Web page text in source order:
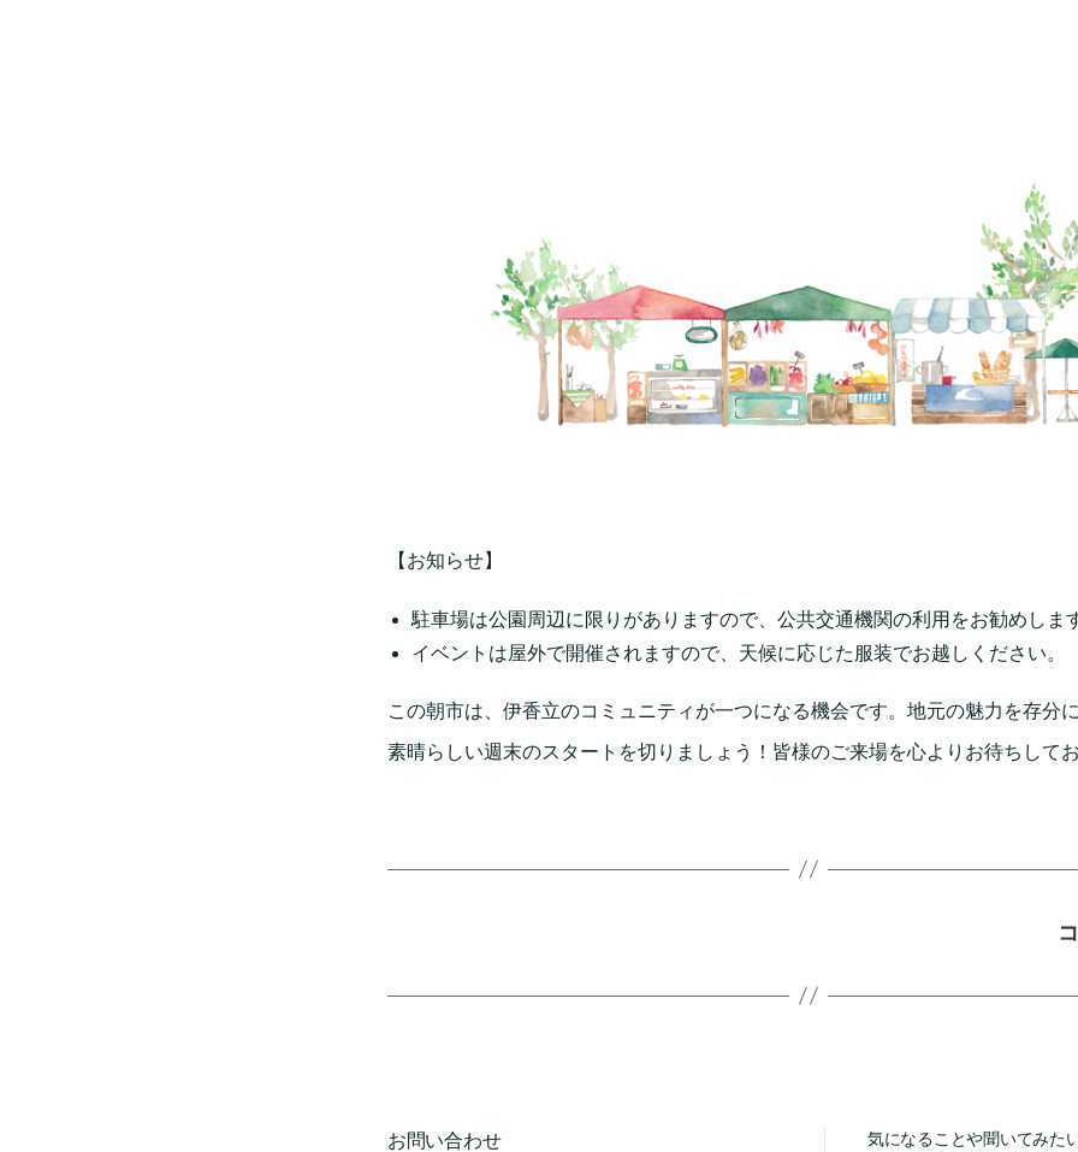
【お知らせ】
駐車場は公園周辺に限りがありますので、公共交通機関の利用をお勧めしま
イベントは屋外で開催されますので、天候に応じた服装でお越しください。
この朝市は、伊香立のコミュニティが一つになる機会です。地元の魅力を存分
素晴らしい週末のスタートを切りましょう！皆様のご来場を心よりお待ちしてお
お問い合わせ
気になることや聞いてみた